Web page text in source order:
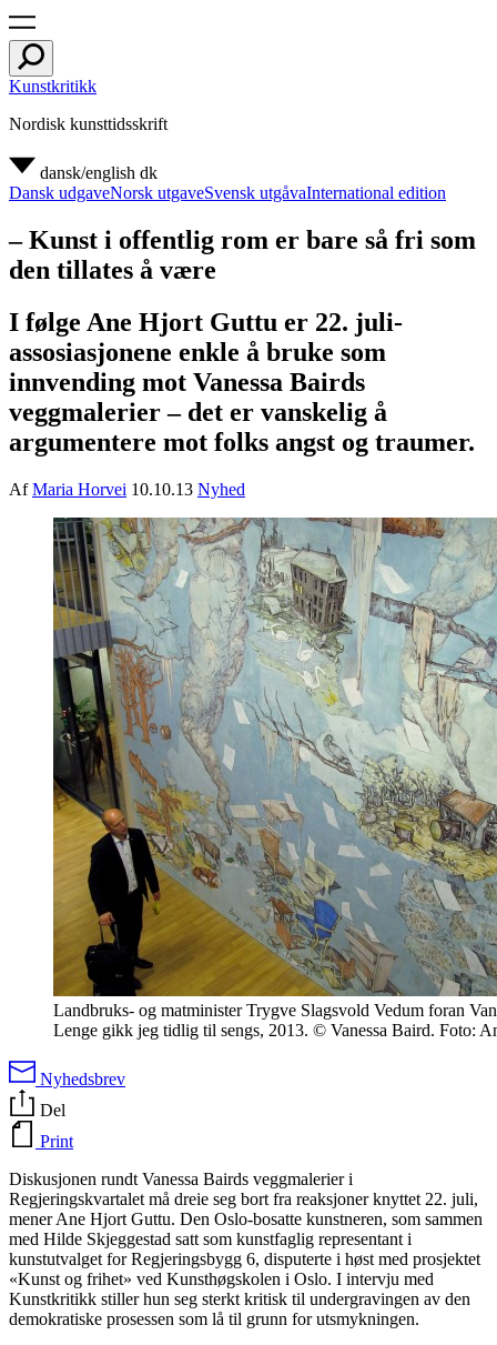
Kunstkritikk
Nordisk kunsttidsskrift
dansk/english dk
Dansk udgaveNorsk utgaveSvensk utgåvaInternational edition
– Kunst i offentlig rom er bare så fri som
den tillates å være
I følge Ane Hjort Guttu er 22. juli-
assosiasjonene enkle å bruke som
innvending mot Vanessa Bairds
veggmalerier – det er vanskelig å
argumentere mot folks angst og traumer.
AfMaria Horvei 10.10.13 Nyhed
Landbruks- og matminister Trygve Slagsvold Vedum foran
Lenge gikk jeg tidlig til sengs, 2013. © Vanessa Baird. Foto:
Nyhedsbrev
Del
Print
Diskusjonen rundt Vanessa Bairds veggmalerier i
Regjeringskvartalet må dreie seg bort fra reaksjoner knyttet 22. juli,
mener Ane Hjort Guttu. Den Oslo-bosatte kunstneren, som sammen
med Hilde Skjeggestad satt som kunstfaglig representant i
kunstutvalget for Regjeringsbygg 6, disputerte i høst med prosjektet
«Kunst og frihet» ved Kunsthøgskolen i Oslo. I intervju med
Kunstkritikk stiller hun seg sterkt kritisk til undergravingen av den
demokratiske prosessen som lå til grunn for utsmykningen.